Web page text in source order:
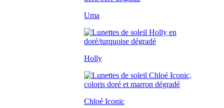
Uma
Holly
Chloé Iconic